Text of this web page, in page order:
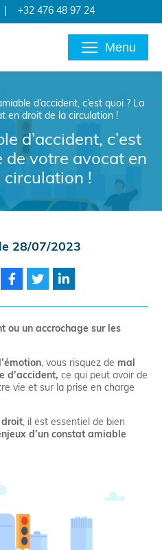
+32 476 48 97 24
Menu
d’accident, c’est quoi ? La
en droit de la circulation !
d’accident, c’est
de votre avocat en
!
28/07/2023
ou un accrochage sur les
, vous risquez de mal
d’accident, ce qui peut avoir de
vie et sur la prise en charge
droit, il est essentiel de bien
d’un constat amiable